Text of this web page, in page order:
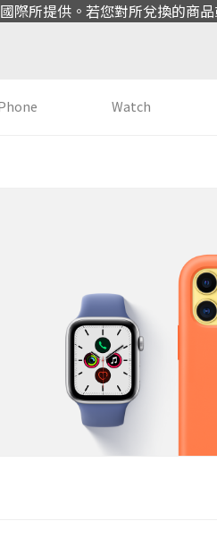
際所提供。若您對所兌換的商
Watch